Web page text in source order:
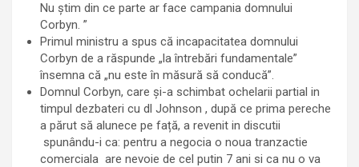
Nu știm din ce parte ar face campania domnului
Corbyn. ”
Primul ministru a spus că incapacitatea domnului
Corbyn de a răspunde „la întrebări fundamentale”
însemna că „nu este în măsură să conducă”.
Domnul Corbyn, care și-a schimbat ochelarii partial in
timpul dezbateri cu dl Johnson , după ce prima pereche
a părut să alunece pe față, a revenit in discutii
spunându-i ca: pentru a negocia o noua tranzactie
comerciala are nevoie de cel putin 7 ani si ca nu o va